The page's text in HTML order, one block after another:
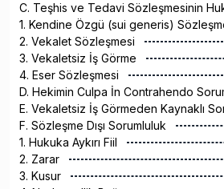
C. Teşhis ve Tedavi Sözleşmesinin
1. Kendine Özgü (sui generis)
2. Vekalet Sözleşmesi
3. Vekaletsiz İş Görme
4. Eser Sözleşmesi
D. Hekimin Culpa İn Contrahendo
E. Vekaletsiz İş Görmeden Kaynaklı
F. Sözleşme Dışı Sorumluluk
1. Hukuka Aykırı Fiil
2. Zarar
3. Kusur